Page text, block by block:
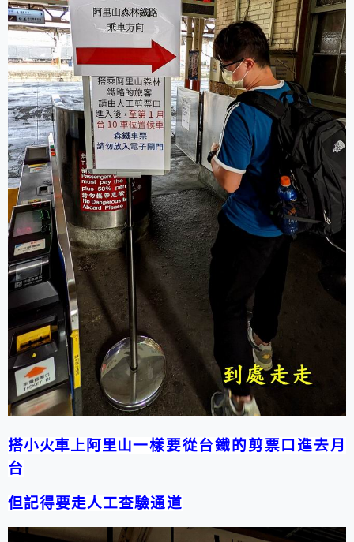
搭小火車上阿里山一樣要從台鐵的剪票口進去月
台
但記得要走人工查驗通道